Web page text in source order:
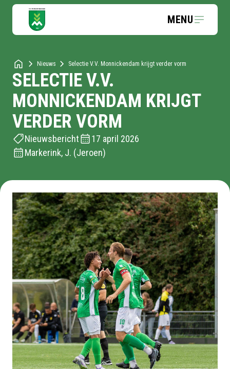
MENU
Nieuws Selectie V.V. Monnickendam krijgt verder vorm
SELECTIE V.V.
MONNICKENDAM KRIJGT
VERDER VORM
Nieuwsbericht
17 april 2026
Markerink, J. (Jeroen)